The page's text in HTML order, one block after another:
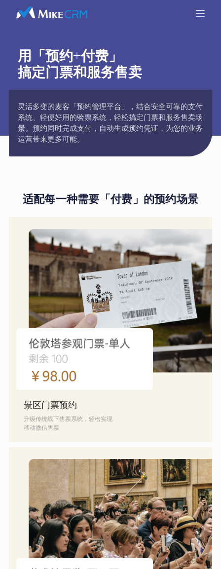
用「预约+付费」
搞定门票和服务售卖
灵活多变的麦客「预约管理平台」，结合安全可靠的支付
系统、轻便好用的验票系统，轻松搞定门票和服务售卖场
景。预约同时完成支付，自动生成预约凭证，为您的业务
运营带来更多可能。
适配每一种需要「付费」的预约场景
景区门票预约
升级传统线下售票系统，轻松实现
移动微信售票